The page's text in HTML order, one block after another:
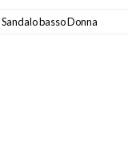
Sandalo basso Donna